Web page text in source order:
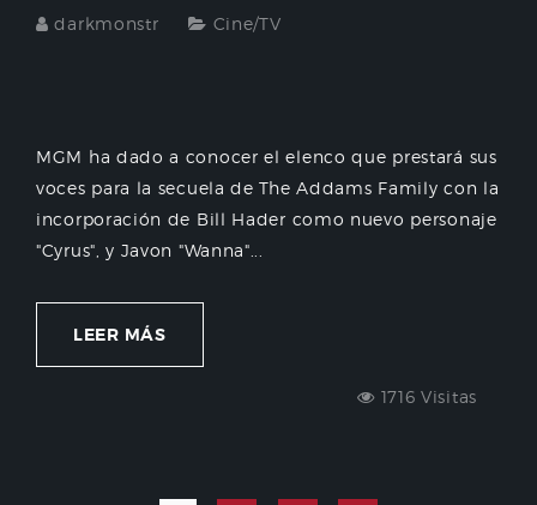
darkmonstr Cine/TV
MGM ha dado a conocer el elenco que prestará sus
voces para la secuela de The Addams Family con la
incorporación de Bill Hader como nuevo personaje
"Cyrus", y Javon "Wanna"...
LEER MÁS
1716 Visitas